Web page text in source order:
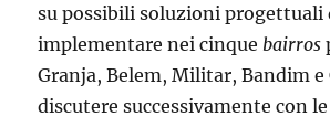
su possibili soluzioni progettuali
implementare nei cinque bairros
Granja, Belem, Militar, Bandim
discutere successivamente con